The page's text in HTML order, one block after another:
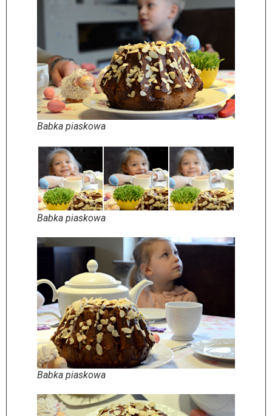
Babka piaskowa
Babka piaskowa
Babka piaskowa